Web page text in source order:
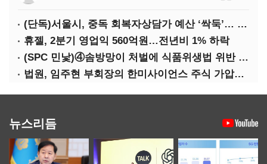
(단독)서울시, 중독 회복자상담가 예산 ‘싹둑’… 자치구 이관 후 ‘사업 축소’ 위기
휴젤, 2분기 영업익 560억원…전년비 1% 하락
(SPC 민낯)④솜방망이 처벌에 식품위생법 위반 반복
법원, 임주현 부회장의 한미사이언스 주식 가압류 결정
뉴스리듬